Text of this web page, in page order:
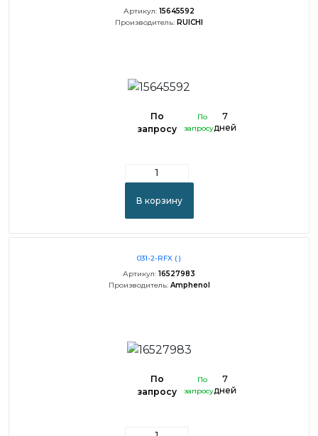
Артикул: 15645592
Производитель: RUICHI
По
запросу
По
запросу
7
дней
В корзину
031-2-RFX ( )
Артикул: 16527983
Производитель: Amphenol
По
запросу
По
запросу
7
дней